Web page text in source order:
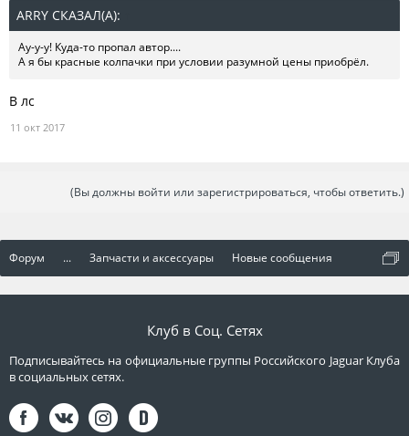
ARRY СКАЗАЛ(А):
Ау-у-у! Куда-то пропал автор....
А я бы красные колпачки при условии разумной цены приобрёл.
В лс
11 окт 2017
(Вы должны войти или зарегистрироваться, чтобы ответить.)
Форум ... Запчасти и аксессуары Новые сообщения
Клуб в Соц. Сетях
Подписывайтесь на официальные группы Российского Jaguar Клуба
в социальных сетях.